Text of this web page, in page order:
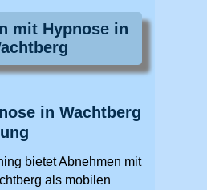
mit Hypnose in
in Wachtberg
bietet Abnehmen mit
als mobilen